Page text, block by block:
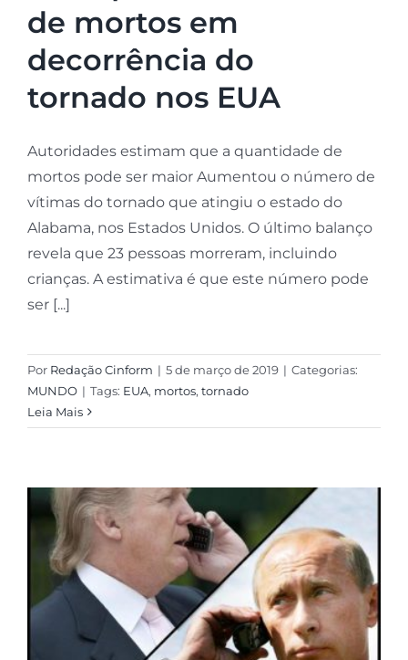
de mortos em
decorrência do
tornado nos EUA
Autoridades estimam que a quantidade de
mortos pode ser maior Aumentou o número de
vítimas do tornado que atingiu o estado do
Alabama, nos Estados Unidos. O último balanço
revela que 23 pessoas morreram, incluindo
crianças. A estimativa é que este número pode
ser [...]
Por Redação Cinform | 5 de março de 2019 | Categorias:
MUNDO | Tags: EUA, mortos, tornado
Leia Mais